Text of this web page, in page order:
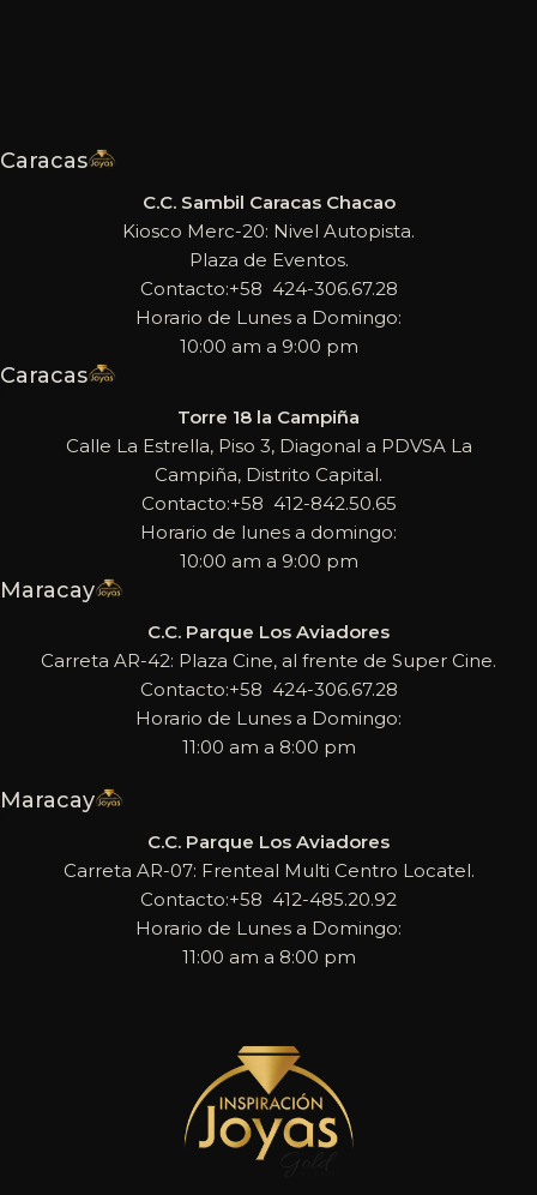
Caracas
C.C. Sambil Caracas Chacao
Kiosco Merc-20: Nivel Autopista.
Plaza de Eventos.
Contacto:+58 424-306.67.28
Horario de Lunes a Domingo:
10:00 am a 9:00 pm
Caracas
Torre 18 la Campiña
Calle La Estrella, Piso 3, Diagonal a PDVSA La
Campiña, Distrito Capital.
Contacto:+58 412-842.50.65
Horario de lunes a domingo:
10:00 am a 9:00 pm
Maracay
C.C. Parque Los Aviadores
Carreta AR-42: Plaza Cine, al frente de Super Cine.
Contacto:+58 424-306.67.28
Horario de Lunes a Domingo:
11:00 am a 8:00 pm
Maracay
C.C. Parque Los Aviadores
Carreta AR-07: Frenteal Multi Centro Locatel.
Contacto:+58 412-485.20.92
Horario de Lunes a Domingo:
11:00 am a 8:00 pm